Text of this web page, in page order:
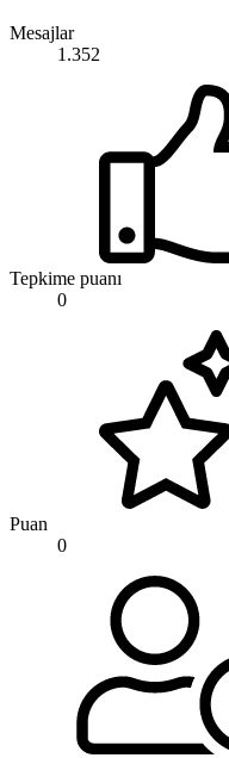
Mesajlar
1.352
Tepkime puanı
0
Puan
0